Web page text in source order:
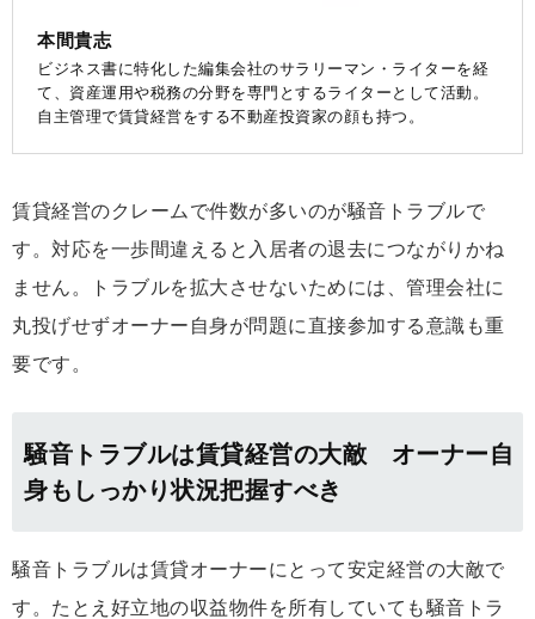
本間貴志
ビジネス書に特化した編集会社のサラリーマン・ライターを経
て、資産運用や税務の分野を専門とするライターとして活動。
自主管理で賃貸経営をする不動産投資家の顔も持つ。
賃貸経営のクレームで件数が多いのが騒音トラブルで
す。対応を一歩間違えると入居者の退去につながりかね
ません。トラブルを拡大させないためには、管理会社に
丸投げせずオーナー自身が問題に直接参加する意識も重
要です。
騒音トラブルは賃貸経営の大敵 オーナー自
身もしっかり状況把握すべき
騒音トラブルは賃貸オーナーにとって安定経営の大敵で
す。たとえ好立地の収益物件を所有していても騒音トラ